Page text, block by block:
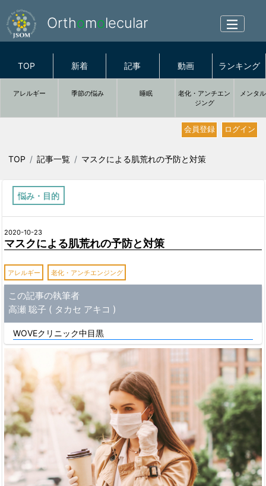
Orthomolecular
TOP 新着 記事 動画 ランキング
アレルギー 季節の悩み 睡眠
老化・アンチエン
ジング
メンタ
ログイン
会員登録
TOP 記事一覧 マスクによる肌荒れの予防と対策
悩み・目的
2020-10-23
マスクによる肌荒れの予防と対策
アレルギー 老化・アンチエンジング
この記事の執筆者
高瀬 聡子 ( タカセ アキコ )
WOVEクリニック中目黒